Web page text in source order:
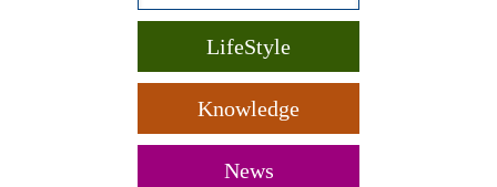
LifeStyle
Knowledge
News